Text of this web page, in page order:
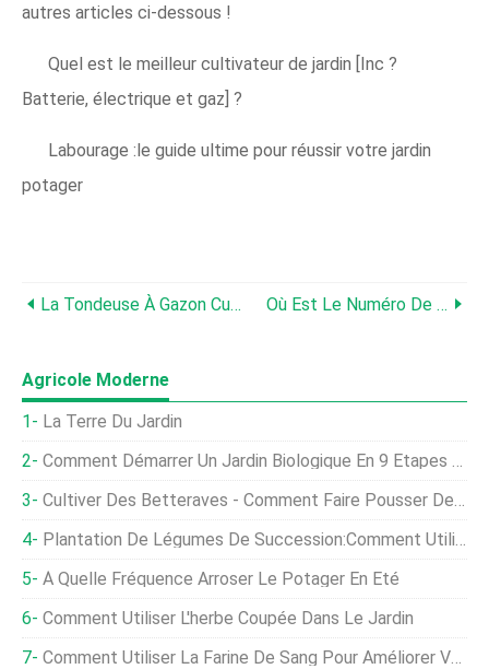
autres articles ci-dessous !
Quel est le meilleur cultivateur de jardin [Inc ?
Batterie, électrique et gaz] ?
Labourage :le guide ultime pour réussir votre jardin
potager
La Tondeuse À Gazon Cub Cadet Ne Charge Pas – Pourquoi Et Que Faire ? Où Est Le Numéro De Modèle Sur Un Recycleur Toro 22 ?
Agricole Moderne
La Terre Du Jardin
Comment Démarrer Un Jardin Biologique En 9 Étapes Simples ?
Cultiver Des Betteraves - Comment Faire Pousser Des Betteraves Dans Le Jardin
Plantation De Légumes De Succession:Comment Utiliser La Plantation De Succession Dans Le Jardin
À Quelle Fréquence Arroser Le Potager En Été
Comment Utiliser L'herbe Coupée Dans Le Jardin
Comment Utiliser La Farine De Sang Pour Améliorer Votre Sol